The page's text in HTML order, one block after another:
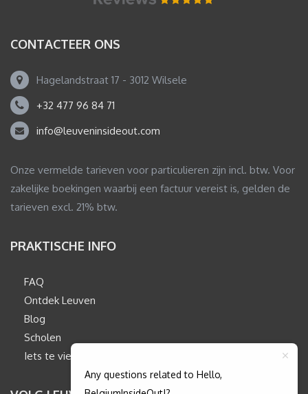
CONTACTEER ONS
Hagelandstraat 17 - 3012 Wilsele
+32 477 96 84 71
info@leuveninsideout.com
Onze vermelde tarieven voor particulieren zijn incl. btw. Voor
zakelijke boekingen waarbij een factuur vereist is, gelden de
tarieven excl. 21% btw.
PRAKTISCHE INFO
FAQ
Ontdek Leuven
Blog
Scholen
Iets te vieren?
Any questions related to Hello,